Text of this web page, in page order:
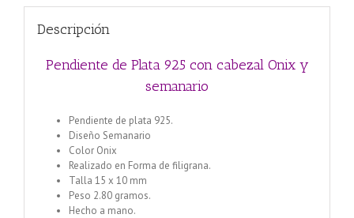
Descripción
Pendiente de Plata 925 con cabezal Onix y
semanario
Pendiente de plata 925.
Diseño Semanario
Color Onix
Realizado en Forma de filigrana.
Talla 15 x 10 mm
Peso 2.80 gramos.
Hecho a mano.